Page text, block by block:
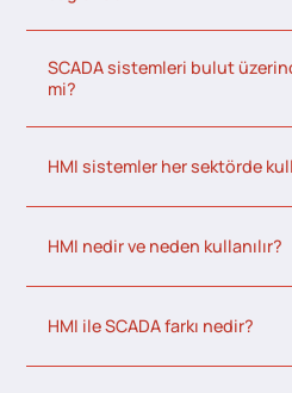
SCADA sistemleri bulut
mi?
HMI sistemler her sektörde
HMI nedir ve neden kullanılır?
HMI ile SCADA farkı nedir?